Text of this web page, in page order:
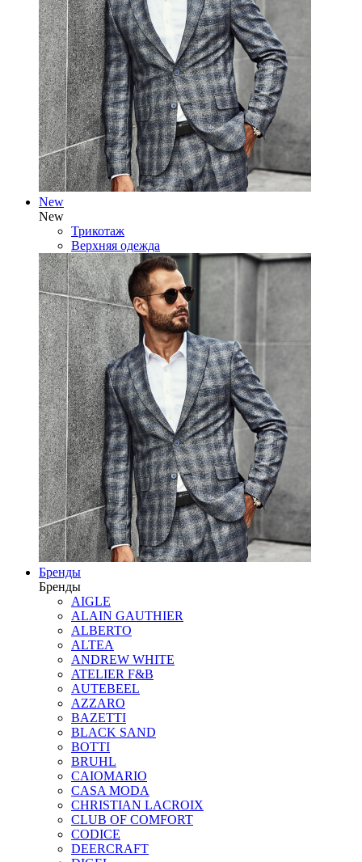
New
New
Трикотаж
Верхняя одежда
Бренды
Бренды
AIGLE
ALAIN GAUTHIER
ALBERTO
ALTEA
ANDREW WHITE
ATELIER F&B
AUTEBEEL
AZZARO
BAZETTI
BLACK SAND
BOTTI
BRUHL
CAIOMARIO
CASA MODA
CHRISTIAN LACROIX
CLUB OF COMFORT
CODICE
DEERCRAFT